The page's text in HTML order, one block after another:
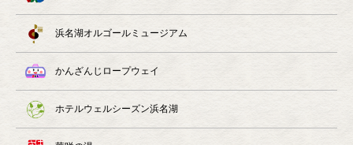
浜名湖オルゴールミュージアム
かんざんじロープウェイ
ホテルウェルシーズン浜名湖